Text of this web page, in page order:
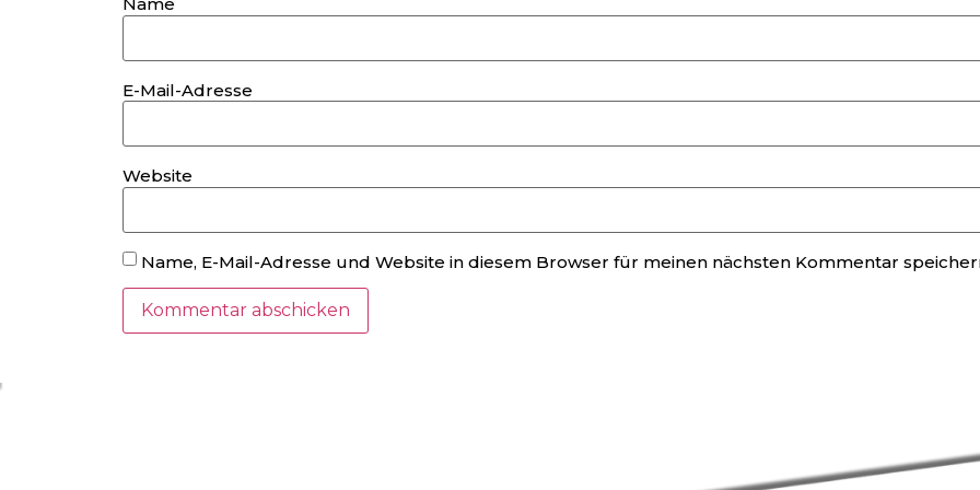
Name
E-Mail-Adresse
Website
Name, E-Mail-Adresse und Website in diesem Browser für meinen nächsten Kommentar